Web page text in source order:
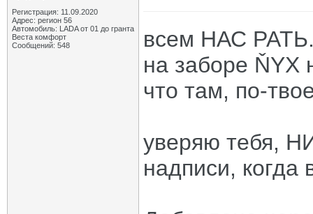
Регистрация: 11.09.2020
Адрес: регион 56
Автомобиль: LADA от 01 до гранта
Веста комфорт
Сообщений: 548
всем НАС
на заборе ŇYX
что там, по-
уверяю тебя,
надписи,